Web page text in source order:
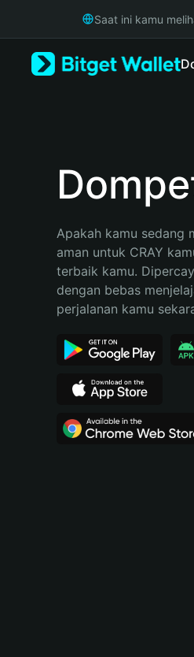
Русский
Bahasa Indonesia
Español (Argentina)
Saat ini kamu
Apakah kamu sedang
aman untuk CRAY
terbaik kamu.
dengan bebas
perjalanan kamu